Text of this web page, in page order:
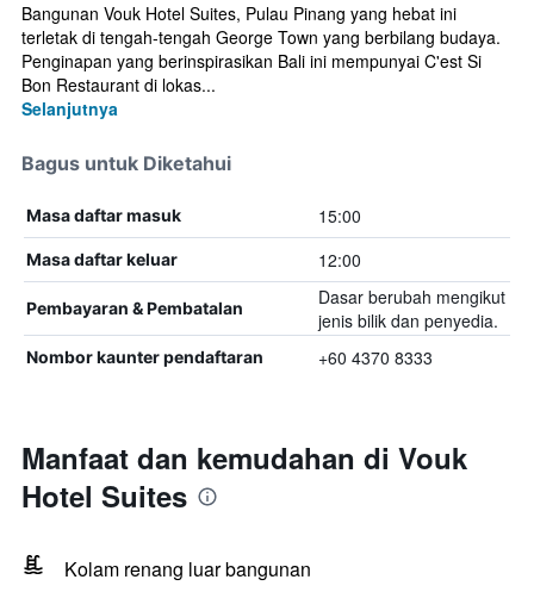
Bangunan Vouk Hotel Suites, Pulau Pinang yang hebat ini
terletak di tengah-tengah George Town yang berbilang budaya.
Penginapan yang berinspirasikan Bali ini mempunyai C'est Si
Bon Restaurant di lokas...
Selanjutnya
Bagus untuk Diketahui
Masa daftar masuk 15:00
Masa daftar keluar 12:00
Pembayaran & Pembatalan
Dasar berubah mengikut
jenis bilik dan penyedia.
Nombor kaunter pendaftaran +60 4370 8333
Manfaat dan kemudahan di Vouk
Hotel Suites
Kolam renang luar bangunan